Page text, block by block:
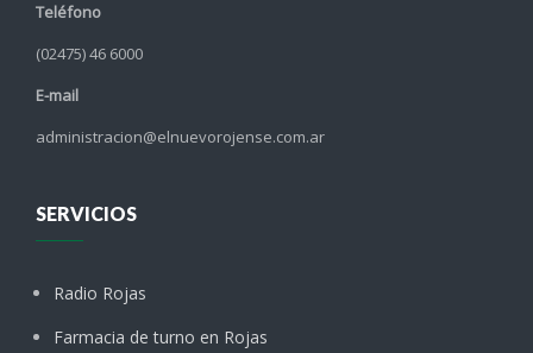
Teléfono
(02475) 46 6000
E-mail
administracion@elnuevorojense.com.ar
SERVICIOS
Radio Rojas
Farmacia de turno en Rojas